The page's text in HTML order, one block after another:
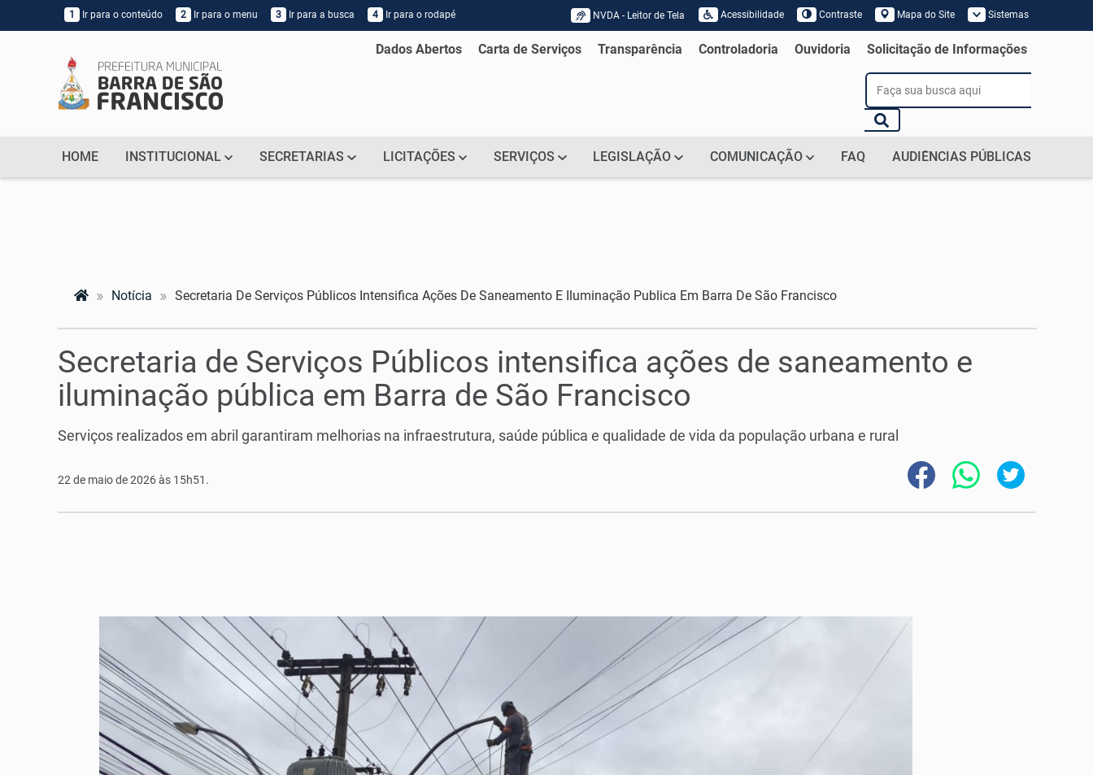
1 Ir para o conteúdo 2 Ir para o menu 3 Ir para a busca 4 Ir para o rodapé Acessar página sobre NVDA - Leitor de Tela
NVDA - Leitor de Tela Acessibilidade Contraste Mapa do Site Sistemas
Dados Abertos Carta de Serviços Transparência Controladoria Ouvidoria Solicitação de Informações
HOME INSTITUCIONAL SECRETARIAS LICITAÇÕES SERVIÇOS LEGISLAÇÃO COMUNICAÇÃO FAQ AUDIÊNCIAS PÚBLICAS
Notícia Secretaria De Serviços Públicos Intensifica Ações De Saneamento E Iluminação Publica Em Barra De São Francisco
Secretaria de Serviços Públicos intensifica ações de saneamento e
iluminação pública em Barra de São Francisco
Serviços realizados em abril garantiram melhorias na infraestrutura, saúde pública e qualidade de vida da população urbana e rural
22 de maio de 2026 às 15h51.